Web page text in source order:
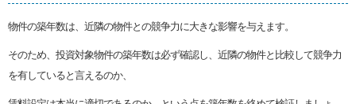
物件の築年数は、近隣の物件との競争力に大きな影響を与えます。
そのため、投資対象物件の築年数は必ず確認し、近隣の物件と比較して競争力
を有していると言えるのか、